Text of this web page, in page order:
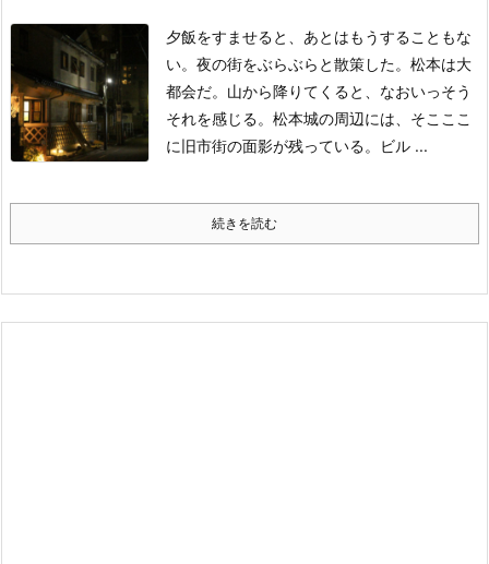
夕飯をすませると、あとはもうすることもな
い。夜の街をぶらぶらと散策した。 松本は大
都会だ。山から降りてくると、なおいっそう
それを感じる。 松本城の周辺には、そこここ
に旧市街の面影が残っている。
ビル ...
続きを読む